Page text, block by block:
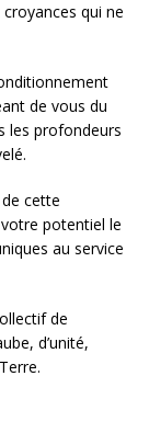
qui ne
de vous du
les profondeurs
cette
potentiel le
au service
de
d’unité,